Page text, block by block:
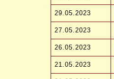
29.05.2023
27.05.2023
26.05.2023
21.05.2023